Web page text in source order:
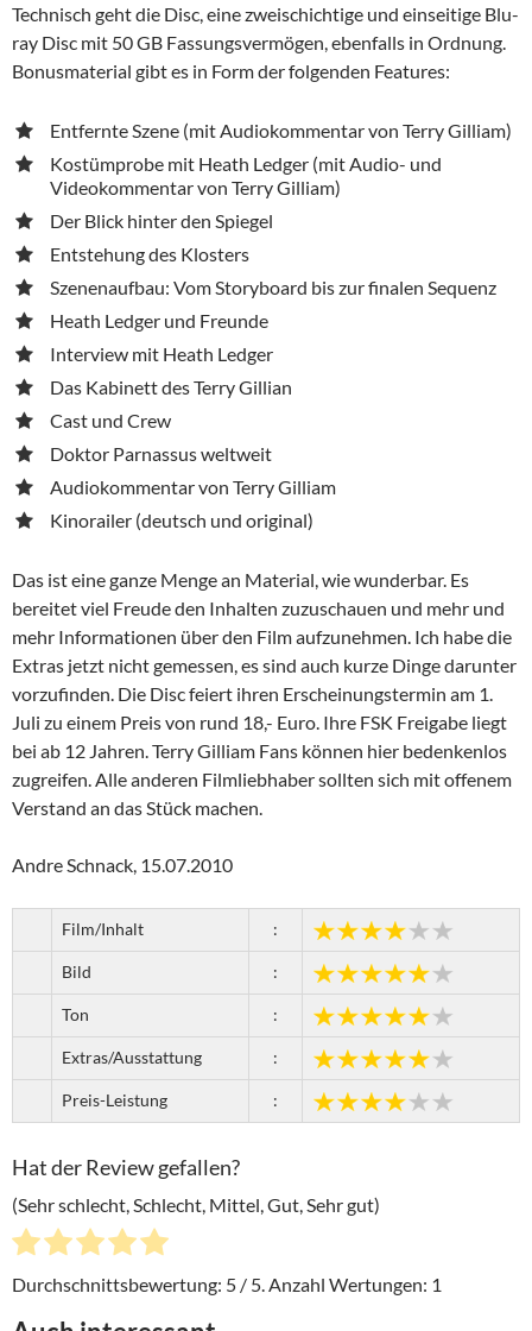
Technisch geht die Disc, eine zweischichtige und einseitige Blu-
ray Disc mit 50 GB Fassungsvermögen, ebenfalls in Ordnung.
Bonusmaterial gibt es in Form der folgenden Features:
Entfernte Szene (mit Audiokommentar von Terry Gilliam)
Kostümprobe mit Heath Ledger (mit Audio- und
Videokommentar von Terry Gilliam)
Der Blick hinter den Spiegel
Entstehung des Klosters
Szenenaufbau: Vom Storyboard bis zur finalen Sequenz
Heath Ledger und Freunde
Interview mit Heath Ledger
Das Kabinett des Terry Gillian
Cast und Crew
Doktor Parnassus weltweit
Audiokommentar von Terry Gilliam
Kinorailer (deutsch und original)
Das ist eine ganze Menge an Material, wie wunderbar. Es
bereitet viel Freude den Inhalten zuzuschauen und mehr und
mehr Informationen über den Film aufzunehmen. Ich habe die
Extras jetzt nicht gemessen, es sind auch kurze Dinge darunter
vorzufinden. Die Disc feiert ihren Erscheinungstermin am 1.
Juli zu einem Preis von rund 18,- Euro. Ihre FSK Freigabe liegt
bei ab 12 Jahren. Terry Gilliam Fans können hier bedenkenlos
zugreifen. Alle anderen Filmliebhaber sollten sich mit offenem
Verstand an das Stück machen.
Andre Schnack, 15.07.2010
Film/Inhalt :
Bild :
Ton :
Extras/Ausstattung :
Preis-Leistung :
Hat der Review gefallen?
(Sehr schlecht, Schlecht, Mittel, Gut, Sehr gut)
Durchschnittsbewertung: 5 / 5. Anzahl Wertungen: 1